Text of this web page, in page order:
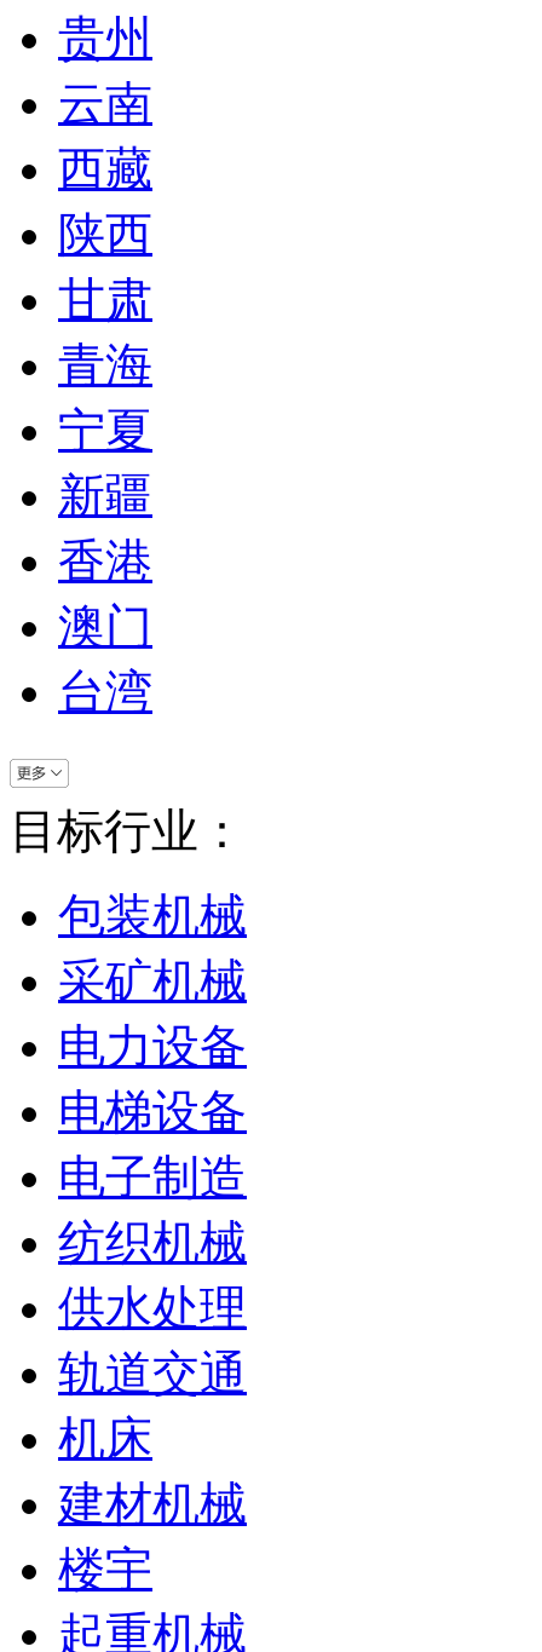
贵州
云南
西藏
陕西
甘肃
青海
宁夏
新疆
香港
澳门
台湾
目标行业：
包装机械
采矿机械
电力设备
电梯设备
电子制造
纺织机械
供水处理
轨道交通
机床
建材机械
楼宇
起重机械